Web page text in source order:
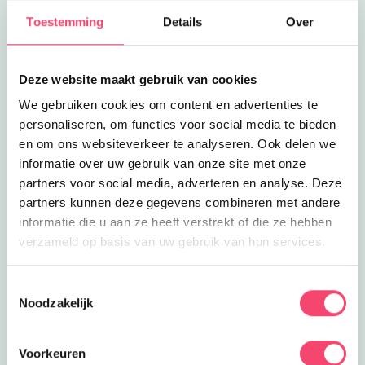
Toestemming Details Over
Deze website maakt gebruik van cookies
We gebruiken cookies om content en advertenties te
personaliseren, om functies voor social media te bieden
en om ons websiteverkeer te analyseren. Ook delen we
informatie over uw gebruik van onze site met onze
partners voor social media, adverteren en analyse. Deze
partners kunnen deze gegevens combineren met andere
informatie die u aan ze heeft verstrekt of die ze hebben
verzameld op basis van uw gebruik van hun services.
Noodzakelijk
Voorkeuren
0.7
bij ToBe!
0.7 km
Gevestigd in het Energiehuis vind je
poppodium Bibelot, met een
programma voor iedereen!
Lees meer Poppodium Bibelot
0.7 km
Feestjes
Creatieve kinderfeestjes
Vier je kinderfeestje bij ToBe in het
Energiehuis met een creatieve
verjaardagsworkshop!
Lees meer Creatieve kinderfeestjes
0.8 km
Eropuit
Lees meer Maal je eigen meel